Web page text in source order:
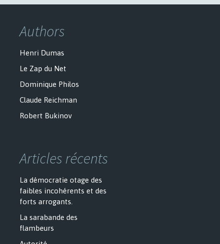
Authors
Henri Dumas
Le Zap du Net
Dominique Philos
Claude Reichman
Robert Bukinov
Articles récents
La démocratie otage des
faibles incohérents et des
forts arrogants.
La sarabande des
flambeurs